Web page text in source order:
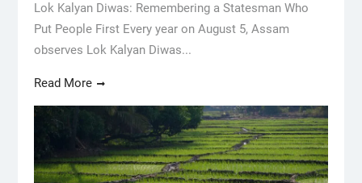
Lok Kalyan Diwas: Remembering a Statesman Who
Put People First Every year on August 5, Assam
observes Lok Kalyan Diwas...
Read More